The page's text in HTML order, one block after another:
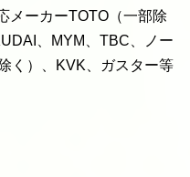
メーカーTOTO（一部除
、MYM、TBC、ノー
く）、KVK、ガスター等